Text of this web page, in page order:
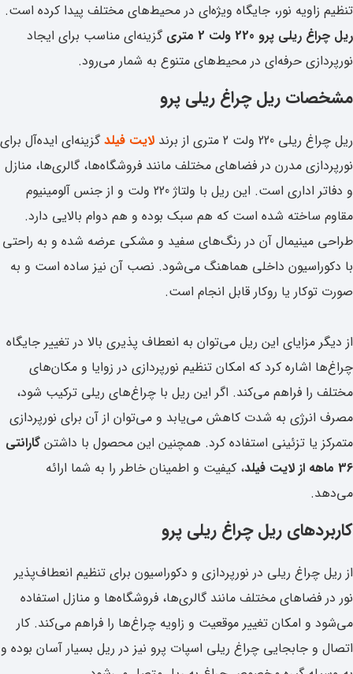
تنظیم زاویه نور، جایگاه ویژه‌ای در محیط‌های مختلف پیدا کرده است.
ریل چراغ ریلی پرو 220 ولت 2 متری
گزینه‌ای مناسب برای ایجاد
نورپردازی حرفه‌ای در محیط‌های متنوع به شمار می‌رود.
مشخصات ریل چراغ ریلی پرو
ریل چراغ ریلی 220 ولت 2 متری از برند لایت فیلدگزینه‌ای ایده‌آل برای
نورپردازی مدرن در فضاهای مختلف مانند فروشگاه‌ها، گالری‌ها، منازل
و دفاتر اداری است. این ریل با ولتاژ 220 ولت و از جنس آلومینیوم
مقاوم ساخته شده است که هم سبک بوده و هم دوام بالایی دارد.
طراحی مینیمال آن در رنگ‌های سفید و مشکی عرضه شده و به‌ راحتی
با دکوراسیون داخلی هماهنگ می‌شود. نصب آن نیز ساده است و به
صورت توکار یا روکار قابل انجام است.
از دیگر مزایای این ریل می‌توان به انعطاف‌ پذیری بالا در تغییر جایگاه
چراغ‌ها اشاره کرد که امکان تنظیم نورپردازی در زوایا و مکان‌های
مختلف را فراهم می‌کند. اگر این ریل با چراغ‌های ریلی ترکیب شود،
مصرف انرژی به‌ شدت کاهش می‌یابد و می‌توان از آن برای نورپردازی
متمرکز یا تزئینی استفاده کرد. همچنین این محصول با داشتن گارانتی
36 ماهه از لایت فیلد
، کیفیت و اطمینان خاطر را به شما ارائه
می‌دهد.
کاربردهای ریل چراغ ریلی پرو
از ریل چراغ ریلی در نورپردازی و دکوراسیون برای تنظیم انعطاف‌پذیر
نور در فضاهای مختلف مانند گالری‌ها، فروشگاه‌ها و منازل استفاده
می‌شود و امکان تغییر موقعیت و زاویه چراغ‌ها را فراهم می‌کند. کار
اتصال و جابجایی چراغ ریلی اسپات پرو نیز در ریل بسیار آسان بوده و